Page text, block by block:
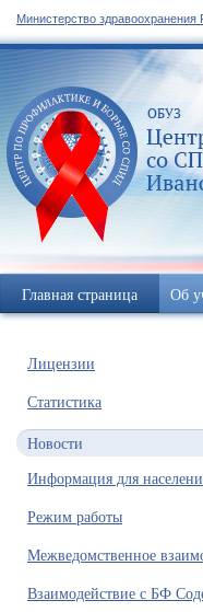
Министерство здравоохранения
Главная страница Об
Лицензии
Статистика
Новости
Информация для
Режим работы
Межведомственное
Взаимодействие с БФ